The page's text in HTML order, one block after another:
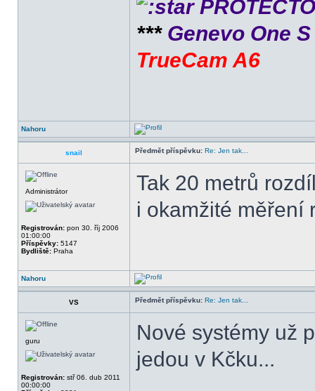
***Genevo One
TrueCam A6
Nahoru
snail Předmět příspěvku: Re: Jen tak...
Administrátor
Registrován: pon 30. říj 2006
01:00:00
Příspěvky: 5147
Bydliště: Praha
Tak 20 metrů
i okamžité měření
Nahoru
VS Předmět příspěvku: Re: Jen tak...
guru
Registrován: stř 06. dub 2011
00:00:00
Nové systémy už
jedou v Kčku...